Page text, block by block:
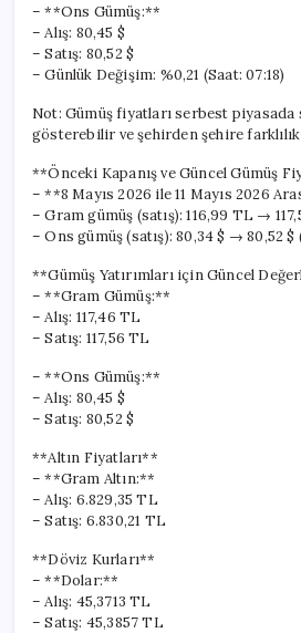
– **Ons Gümüş:**
– Alış: 80,45 $
– Satış: 80,52 $
– Günlük Değişim: %0,21 (Saat: 07:18)
Not: Gümüş fiyatları serbest
gösterebilir ve şehirden şehire
**Önceki Kapanış ve Güncel Gümüş
– **8 Mayıs 2026 ile 11 Mayıs 2026
– Gram gümüş (satış): 116,99 TL →
– Ons gümüş (satış): 80,34 $ → 80,52 $
**Gümüş Yatırımları için Güncel
– **Gram Gümüş:**
– Alış: 117,46 TL
– Satış: 117,56 TL
– **Ons Gümüş:**
– Alış: 80,45 $
– Satış: 80,52 $
**Altın Fiyatları**
– **Gram Altın:**
– Alış: 6.829,35 TL
– Satış: 6.830,21 TL
**Döviz Kurları**
– **Dolar:**
– Alış: 45,3713 TL
– Satış: 45,3857 TL